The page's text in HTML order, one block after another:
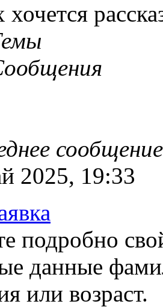
сообщение
2025, 19:33
подробно
данные
или возраст.